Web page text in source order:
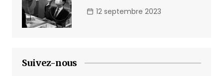
12 septembre 2023
Suivez-nous